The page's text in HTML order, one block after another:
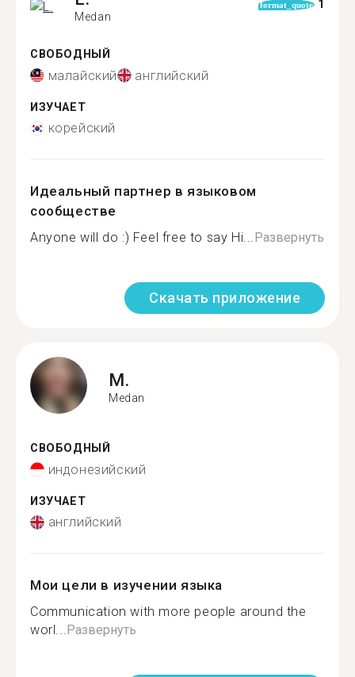
Medan
format_quote 1
СВОБОДНЫЙ
малайский английский
ИЗУЧАЕТ
корейский
Идеальный партнер в языковом
сообществе
Anyone will do :) Feel free to say Hi...Развернуть
Скачать приложение
M.
Medan
СВОБОДНЫЙ
индонезийский
ИЗУЧАЕТ
английский
Мои цели в изучении языка
Communication with more people around the
worl...Развернуть